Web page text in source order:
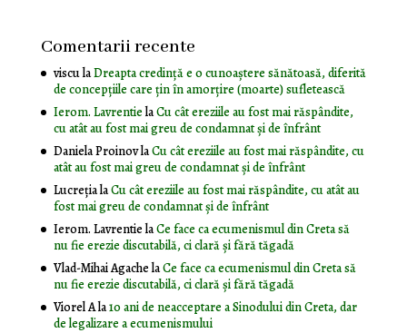
Comentarii recente
visculaDreapta credință e o cunoaștere sănătoasă, diferită
de concepțiile care țin în amorțire (moarte) sufletească
Ierom. LavrentielaCu cât ereziile au fost mai răspândite,
cu atât au fost mai greu de condamnat și de înfrânt
Daniela ProinovlaCu cât ereziile au fost mai răspândite, cu
atât au fost mai greu de condamnat și de înfrânt
LucrețialaCu cât ereziile au fost mai răspândite, cu atât au
fost mai greu de condamnat și de înfrânt
Ierom. LavrentielaCe face ca ecumenismul din Creta să
nu fie erezie discutabilă, ci clară și fără tăgadă
Vlad-Mihai AgachelaCe face ca ecumenismul din Creta să
nu fie erezie discutabilă, ci clară și fără tăgadă
Viorel Ala10 ani de neacceptare a Sinodului din Creta, dar
de legalizare a ecumenismului